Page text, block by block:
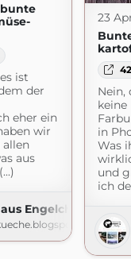
ist
der
eher ein
wir
allen
aus
Engelchens Küche
23
42
Nein,
keine
in
Was
und
ich